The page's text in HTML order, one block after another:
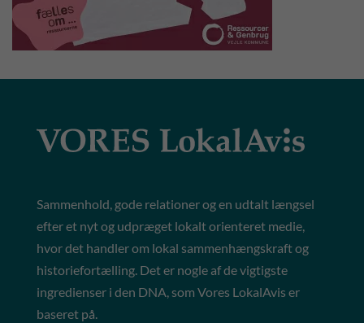
Sammenhold, gode relationer og en udtalt længsel
efter et nyt og udpræget lokalt orienteret medie,
hvor det handler om lokal sammenhængskraft og
historiefortælling. Det er nogle af de vigtigste
ingredienser i den DNA, som Vores LokalAvis er
baseret på.